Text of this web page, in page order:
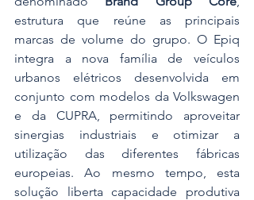
estrutura que reúne as principais
marcas de volume do grupo. O Epiq
integra a nova família de veículos
urbanos elétricos desenvolvida em
conjunto com modelos da Volkswagen
e da CUPRA, permitindo aproveitar
sinergias industriais e otimizar a
utilização das diferentes fábricas
europeias. Ao mesmo tempo, esta
solução liberta capacidade produtiva